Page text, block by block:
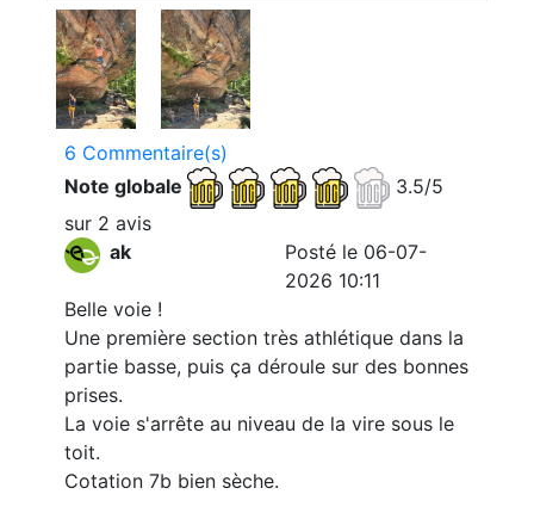
6 Commentaire(s)
Note globale
3.5/5
sur 2 avis
ak
Posté le 06-07-
2026 10:11
Belle voie !
Une première section très athlétique dans la
partie basse, puis ça déroule sur des bonnes
prises.
La voie s'arrête au niveau de la vire sous le
toit.
Cotation 7b bien sèche.